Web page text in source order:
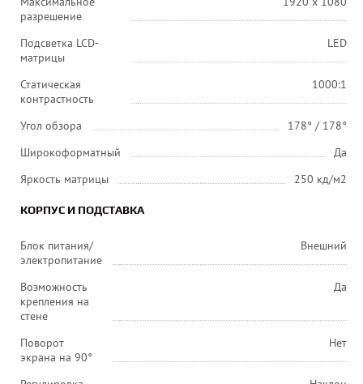
разрешение
Подсветка LCD-
матрицы
LED
Статическая
контрастность
1000:1
Угол обзора
178° / 178°
Широкоформатный
Да
Яркость матрицы
250 кд/м2
КОРПУС И ПОДСТАВКА
Блок питания/
электропитание
Внешний
Возможность
крепления на
стене
Да
Поворот
экрана на 90°
Нет